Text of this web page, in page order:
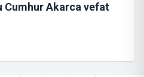
Cumhur Akarca vefat